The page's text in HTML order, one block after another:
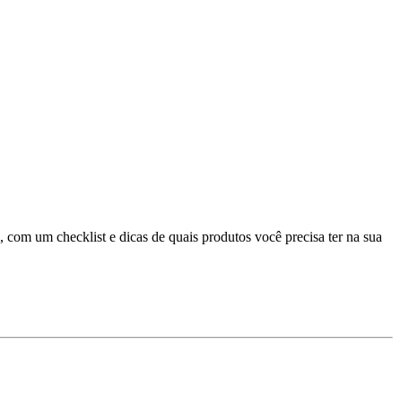
, com um checklist e dicas de quais produtos você precisa ter na sua